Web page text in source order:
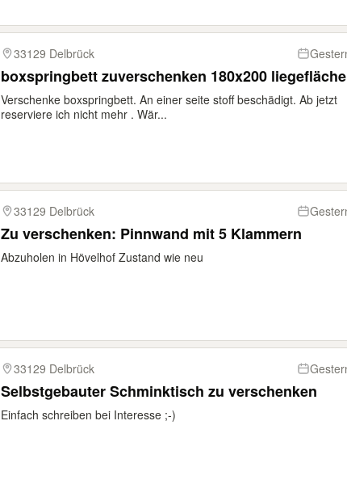
33129 Delbrück
boxspringbett zuverschenken 180x200 liegefläche
Verschenke boxspringbett. An einer seite stoff beschädigt. Ab jetzt
reserviere ich nicht mehr . Wär...
33129 Delbrück
Zu verschenken: Pinnwand mit 5 Klammern
Abzuholen in Hövelhof Zustand wie neu
33129 Delbrück
Selbstgebauter Schminktisch zu verschenken
Einfach schreiben bei Interesse ;-)